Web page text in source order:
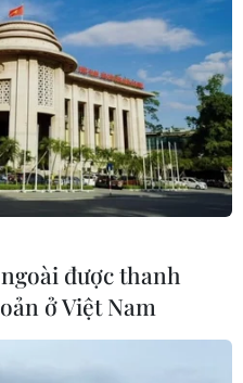
được thanh
ở Việt Nam